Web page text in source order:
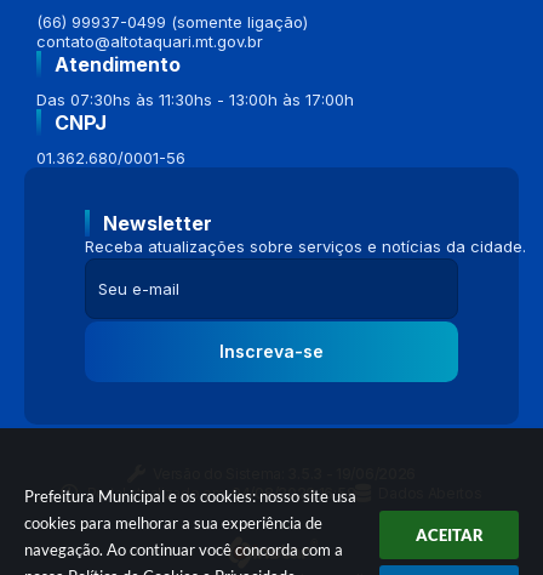
Prefeitura Municipal e os cookies: nosso site usa
cookies para melhorar a sua experiência de
navegação. Ao continuar você concorda com a
ACEITAR
(66) 99937-0499 (somente ligação)
contato@altotaquari.mt.gov.br
Atendimento
Das 07:30hs às 11:30hs - 13:00h às 17:00h
CNPJ
01.362.680/0001-56
Newsletter
Receba atualizações sobre serviços e notícias da cidade.
Inscreva-se
Portal atualizado em:04/08/2026 16:58